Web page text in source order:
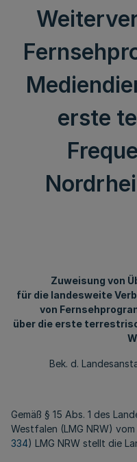
erste
Zuweisung von
für die landesweite
von
über die erste
Bek. d.
Gemäß § 15 Abs. 1 des
Westfalen (LMG NRW)
334) LMG NRW stellt die